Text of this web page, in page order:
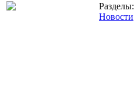
Разделы:
Новости